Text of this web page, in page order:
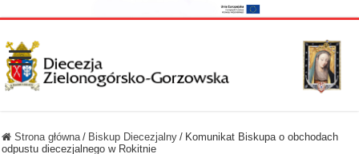
Strona główna / Biskup Diecezjalny / Komunikat Biskupa o obchodach
odpustu diecezjalnego w Rokitnie